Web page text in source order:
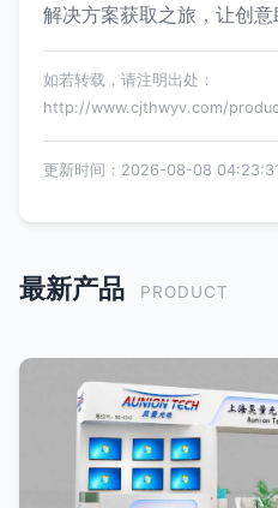
解决方案获取之旅，让创意
如若转载，请注明出处：
http://www.cjthwyv.com/
更新时间：2026-08-08 04:23:31
最新产品 PRODUCT